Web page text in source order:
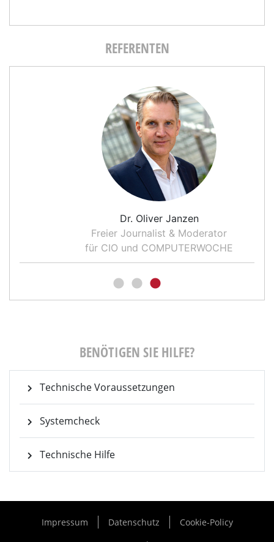
REFERENTEN
Dr. Oliver Janzen
Freier Journalist & Moderator
für CIO und COMPUTERWOCHE
BENÖTIGEN SIE HILFE?
Technische Voraussetzungen
Systemcheck
Technische Hilfe
Impressum Datenschutz
Cookie-Policy